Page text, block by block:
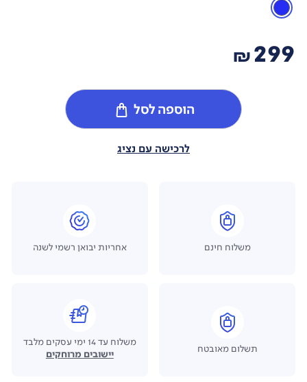
299
₪
הוספה לסל
לרכישה עם נציג
משלוח חינם אחריות יבואן רשמי לשנה
תשלום מאובטח
משלוח עד 14 ימי עסקים מלבד
יישובים מרוחקים